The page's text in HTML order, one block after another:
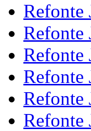
Refonte
Refonte
Refonte
Refonte
Refonte
Refonte